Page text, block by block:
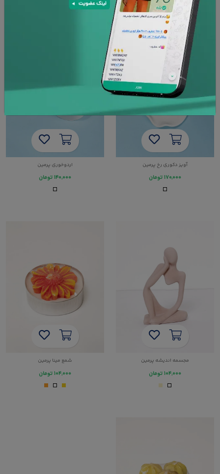
آویز دکوری رخ پرمین
۱۷۰,۰۰۰تومان
اردوخوری پرمین
۱۴۰,۰۰۰تومان
مجسمه اندیشه پرمین
۱۰۴,۰۰۰تومان
شمع مینا پرمین
۱۰۴,۰۰۰تومان